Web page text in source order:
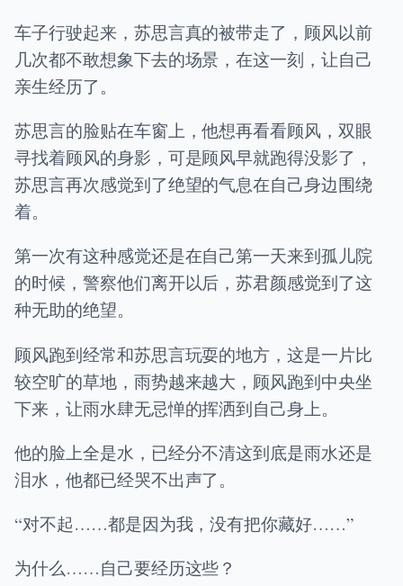
车子行驶起来，苏思言真的被带走了，顾风以前
几次都不敢想象下去的场景，在这一刻，让自己
亲生经历了。
苏思言的脸贴在车窗上，他想再看看顾风，双眼
寻找着顾风的身影，可是顾风早就跑得没影了，
苏思言再次感觉到了绝望的气息在自己身边围绕
着。
第一次有这种感觉还是在自己第一天来到孤儿院
的时候，警察他们离开以后，苏君颜感觉到了这
种无助的绝望。
顾风跑到经常和苏思言玩耍的地方，这是一片比
较空旷的草地，雨势越来越大，顾风跑到中央坐
下来，让雨水肆无忌惮的挥洒到自己身上。
他的脸上全是水，已经分不清这到底是雨水还是
泪水，他都已经哭不出声了。
“对不起……都是因为我，没有把你藏好……”
为什么……自己要经历这些？